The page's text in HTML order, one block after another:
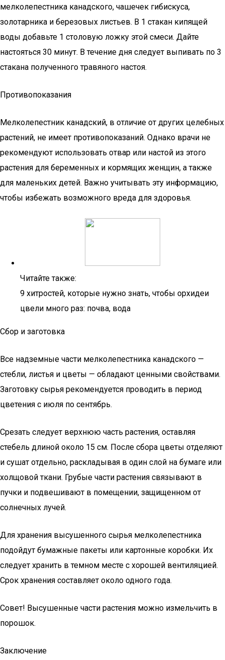
мелколепестника канадского, чашечек гибискуса,
золотарника и березовых листьев. В 1 стакан кипящей
воды добавьте 1 столовую ложку этой смеси. Дайте
настояться 30 минут. В течение дня следует выпивать по 3
стакана полученного травяного настоя.
Противопоказания
Мелколепестник канадский, в отличие от других целебных
растений, не имеет противопоказаний. Однако врачи не
рекомендуют использовать отвар или настой из этого
растения для беременных и кормящих женщин, а также
для маленьких детей. Важно учитывать эту информацию,
чтобы избежать возможного вреда для здоровья.
Читайте также:
9 хитростей, которые нужно знать, чтобы орхидеи
цвели много раз: почва, вода
Сбор и заготовка
Все надземные части мелколепестника канадского —
стебли, листья и цветы — обладают ценными свойствами.
Заготовку сырья рекомендуется проводить в период
цветения с июля по сентябрь.
Срезать следует верхнюю часть растения, оставляя
стебель длиной около 15 см. После сбора цветы отделяют
и сушат отдельно, раскладывая в один слой на бумаге или
холщовой ткани. Грубые части растения связывают в
пучки и подвешивают в помещении, защищенном от
солнечных лучей.
Для хранения высушенного сырья мелколепестника
подойдут бумажные пакеты или картонные коробки. Их
следует хранить в темном месте с хорошей вентиляцией.
Срок хранения составляет около одного года.
Совет! Высушенные части растения можно измельчить в
порошок.
Заключение